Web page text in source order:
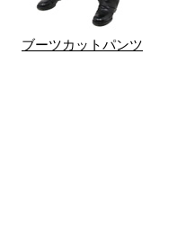
ブーツカットパンツ